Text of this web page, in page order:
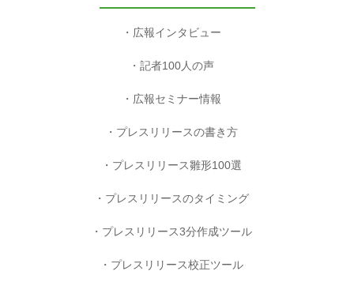
広報インタビュー
記者100人の声
広報セミナー情報
プレスリリースの書き方
プレスリリース雛形100選
プレスリリースのタイミング
プレスリリース3分作成ツール
プレスリリース校正ツール